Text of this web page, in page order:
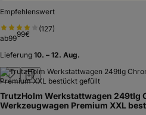
Empfehlenswert
(127)
ab9999€
Lieferung 10. – 12. Aug.
TrutzHolm Werkstattwagen 249tlg
Werkzeugwagen Premium XXL